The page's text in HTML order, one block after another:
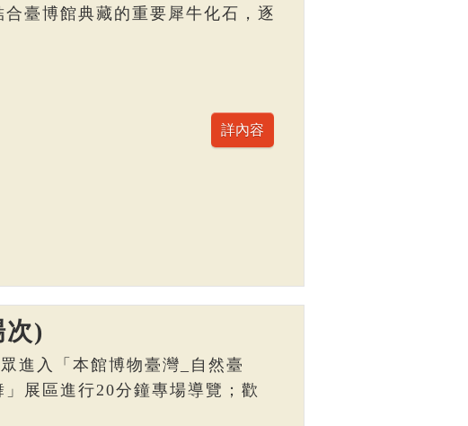
臺博館典藏的重要犀牛化石，逐
次)
進入「本館博物臺灣_自然臺
展區進行20分鐘專場導覽；歡